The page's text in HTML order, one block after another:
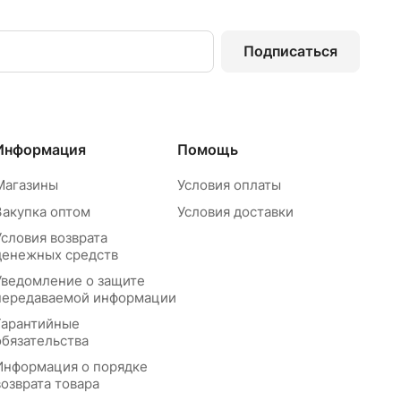
Подписаться
оптом
возврата
средств
о защите
информации
о порядке
товара
Помощь
Условия оплаты
Условия доставки